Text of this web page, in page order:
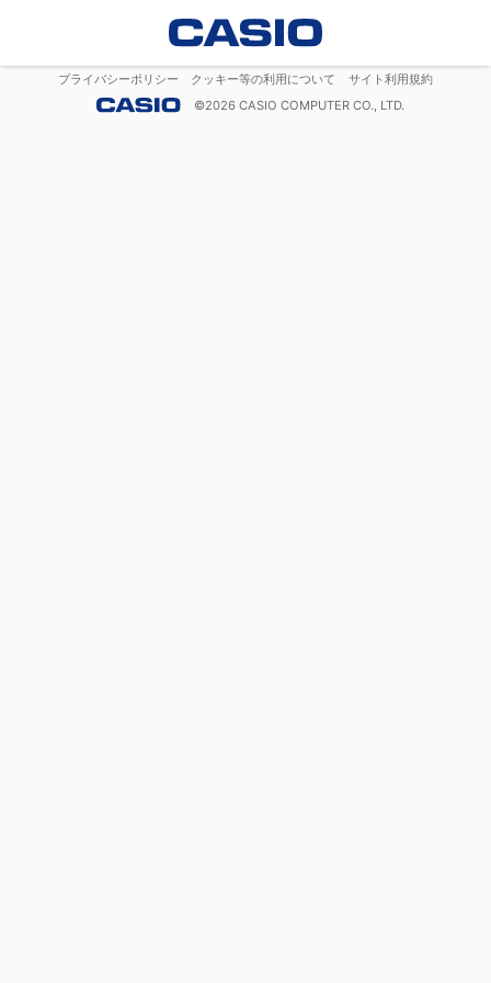
プライバシーポリシー クッキー等の利用について
サイト利用規約
©2026 CASIO COMPUTER CO., LTD.